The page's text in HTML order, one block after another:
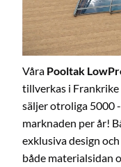
Våra Pooltak
tillverkas i Frankrike
säljer otroliga 5000
marknaden per år!
exklusiva design
både materialsidan